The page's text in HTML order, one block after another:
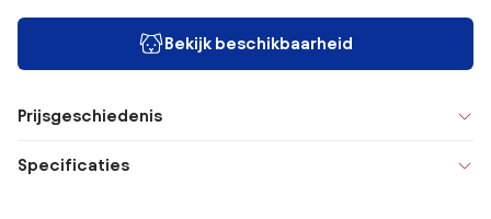
Bekijk beschikbaarheid
Prijsgeschiedenis
Specificaties